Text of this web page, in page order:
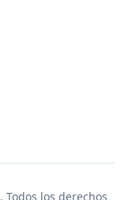
. Todos los derechos